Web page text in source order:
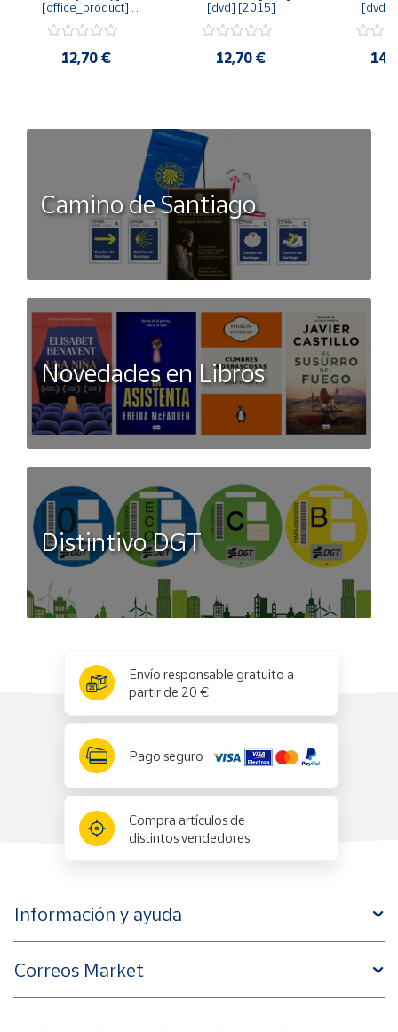
[office_product]
12,70 €
[dvd] [2015]
12,70 €
[dvd]
Camino de Santiago
Novedades en Libros
Distintivo DGT
Envío responsable gratuito a
partir de 20 €
Pago seguro
Compra artículos de
distintos vendedores
Información y ayuda
Correos Market